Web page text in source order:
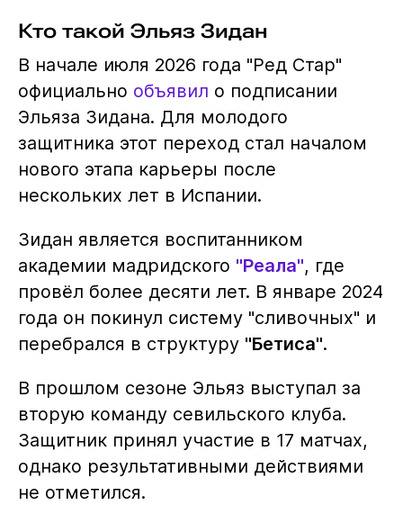
Кто такой Эльяз Зидан
В начале июля 2026 года "Ред Стар"
официально объявил о подписании
Эльяза Зидана. Для молодого
защитника этот переход стал началом
нового этапа карьеры после
нескольких лет в Испании.
Зидан является воспитанником
академии мадридского "Реала", где
провёл более десяти лет. В январе 2024
года он покинул систему "сливочных" и
перебрался в структуру "Бетиса".
В прошлом сезоне Эльяз выступал за
вторую команду севильского клуба.
Защитник принял участие в 17 матчах,
однако результативными действиями
не отметился.